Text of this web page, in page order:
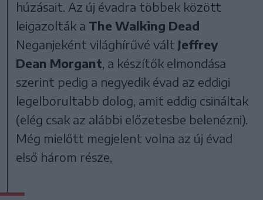
húzásait. Az új évadra többek között
leigazolták a The Walking Dead
Neganjeként világhírűvé vált Jeffrey
Dean Morgant , a készítők elmondása
szerint pedig a negyedik évad az eddigi
legelborultabb dolog, amit eddig csináltak
(elég csak az alábbi előzetesbe belenézni).
Még mielőtt megjelent volna az új évad
első három része,